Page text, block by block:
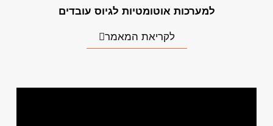
למערכות אוטומטיות לגיוס עובדים
לקריאת המאמר